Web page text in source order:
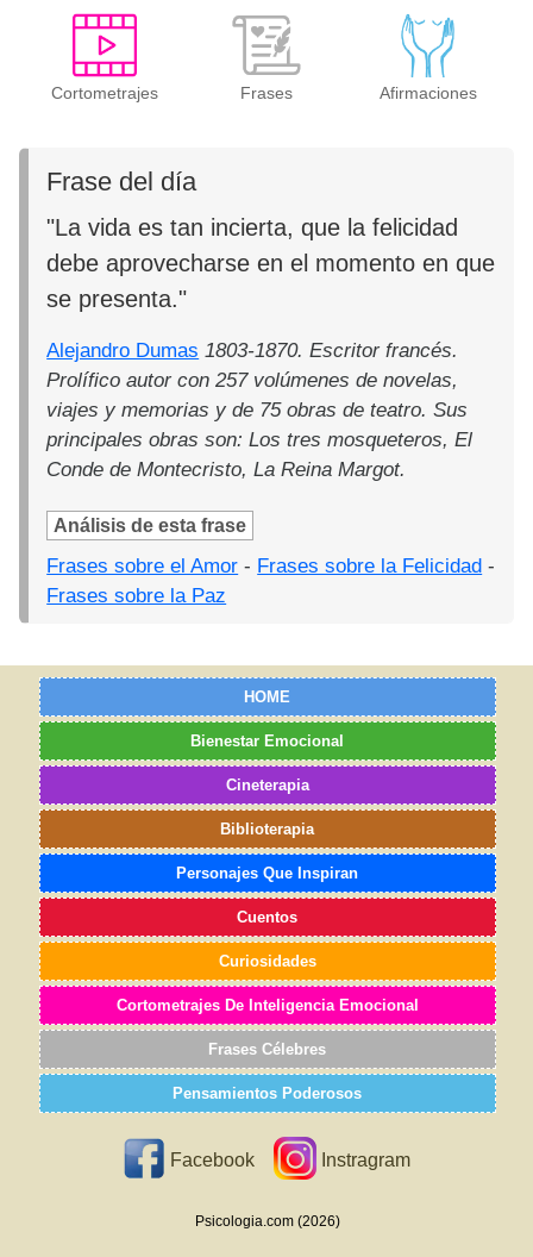
Cortometrajes Frases Afirmaciones
Frase del día
"La vida es tan incierta, que la felicidad
debe aprovecharse en el momento en que
se presenta."
Alejandro Dumas 1803-1870. Escritor francés.
Prolífico autor con 257 volúmenes de novelas,
viajes y memorias y de 75 obras de teatro. Sus
principales obras son: Los tres mosqueteros, El
Conde de Montecristo, La Reina Margot.
Análisis de esta frase
Frases sobre el Amor - Frases sobre la Felicidad -
Frases sobre la Paz
HOME
Bienestar Emocional
Cineterapia
Biblioterapia
Personajes Que Inspiran
Cuentos
Curiosidades
Cortometrajes De Inteligencia Emocional
Frases Célebres
Pensamientos Poderosos
Facebook Instragram
Psicologia.com (2026)